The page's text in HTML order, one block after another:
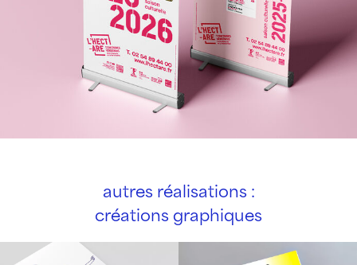
autres réalisations :
créations graphiques